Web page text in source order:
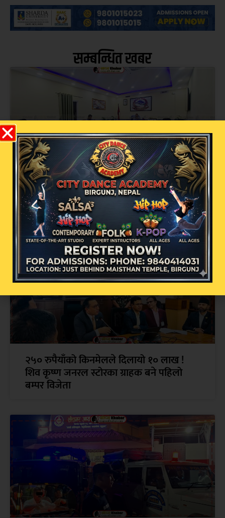
सम्बन्धित खबर
अव्यवस्थित इन्टरनेट तार व्यवस्थापनमा वीरगन्ज
महानगरको कडा कदम: सोमबार पुनः बृहत्
छलफल हुने
२५० रुपैयाँको किनमेलले दिलायो १० लाख !
शिव कृष्ण जनरल स्टोरका ग्राहक बने पहिलो
बम्पर विजेता